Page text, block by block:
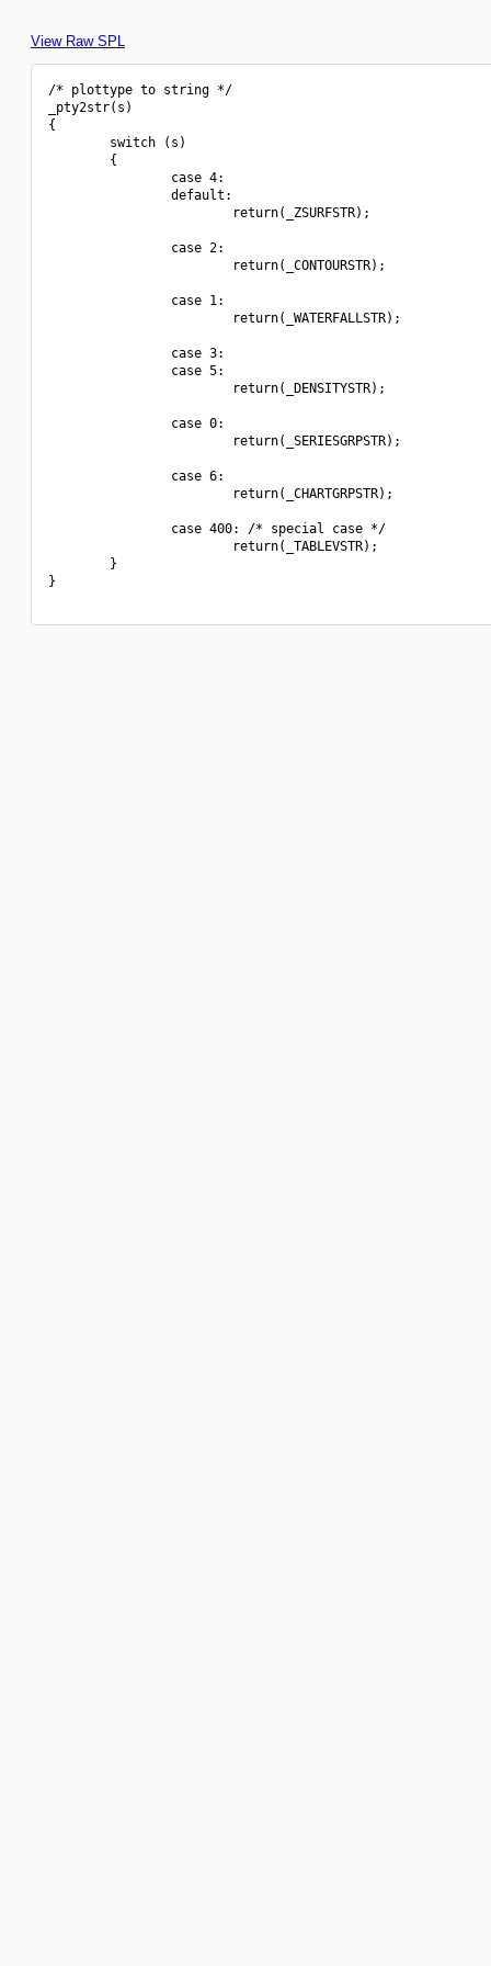
View Raw SPL
/* plottype to string */
_pty2str(s)
{
        switch (s)
        {
                case 4:
                default:
                        return(_ZSURFSTR);
                case 2:
                        return(_CONTOURSTR);
                case 1:
                        return(_WATERFALLSTR);
                case 3:
                case 5:
                        return(_DENSITYSTR);
                case 0:
                        return(_SERIESGRPSTR);
                case 6:
                        return(_CHARTGRPSTR);
                case 400: /* special case */
                        return(_TABLEVSTR);
        }
}